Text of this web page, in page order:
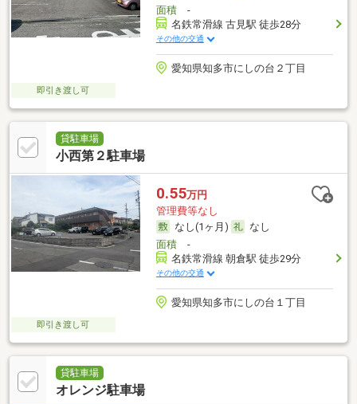
面積-
名鉄常滑線 古見駅 徒歩28分
その他の交通
愛知県知多市にしの台２丁目
即引き渡し可
貸駐車場
小西第２駐車場
0.55万円
管理費等なし
なし(1ヶ月)
なし
面積-
名鉄常滑線 朝倉駅 徒歩29分
その他の交通
愛知県知多市にしの台１丁目
即引き渡し可
貸駐車場
オレンジ駐車場